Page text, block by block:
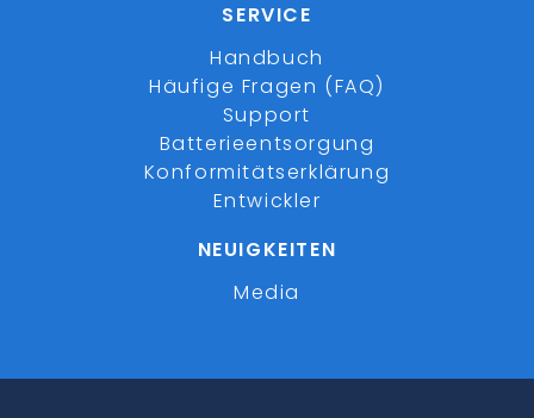
SERVICE
Handbuch
Häufige Fragen (FAQ)
Support
Batterieentsorgung
Konformitätserklärung
Entwickler
NEUIGKEITEN
Media